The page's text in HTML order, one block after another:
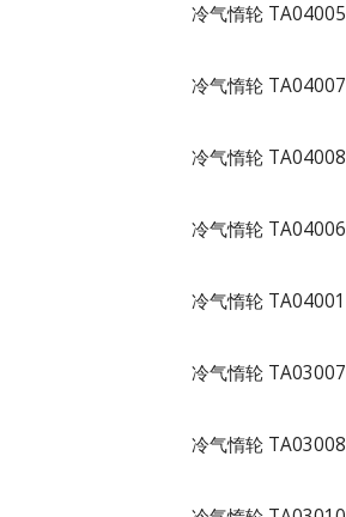
冷气惰轮 TA04005
冷气惰轮 TA04007
冷气惰轮 TA04008
冷气惰轮 TA04006
冷气惰轮 TA04001
冷气惰轮 TA03007
冷气惰轮 TA03008